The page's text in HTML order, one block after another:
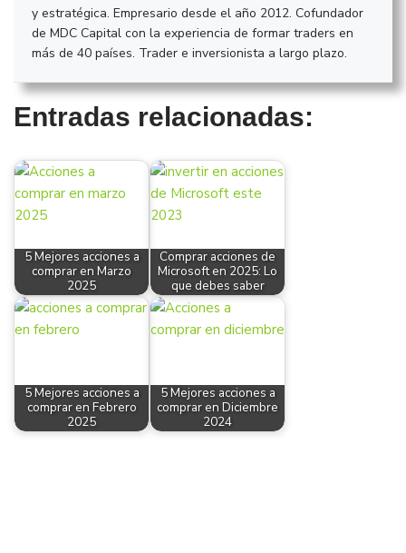
y estratégica. Empresario desde el año 2012. Cofundador
de MDC Capital con la experiencia de formar traders en
más de 40 países. Trader e inversionista a largo plazo.
Entradas relacionadas:
5 Mejores acciones a
comprar en Marzo
2025
Comprar acciones de
Microsoft en 2025: Lo
que debes saber
5 Mejores acciones a
comprar en Febrero
2025
5 Mejores acciones a
comprar en Diciembre
2024